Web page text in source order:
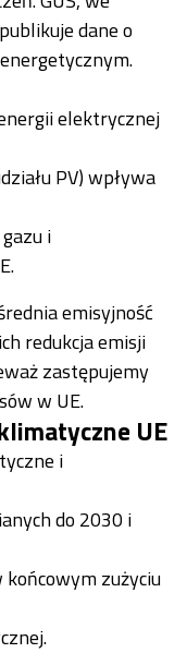
dane o
elektrycznej
PV) wpływa
i
emisyjność
redukcja emisji
zastępujemy
w UE.
UE
i
do 2030 i
końcowym zużyciu